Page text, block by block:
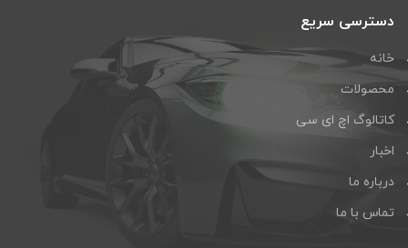
دسترسی سریع
خانه
محصولات
کاتالوگ اچ ای سی
اخبار
درباره ما
تماس با ما